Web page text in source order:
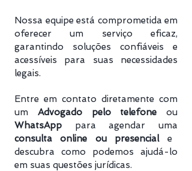
Nossa equipe está comprometida em
oferecer um serviço eficaz,
garantindo soluções confiáveis e
acessíveis para suas necessidades
legais.
Entre em contato diretamente com
um Advogado pelo telefone ou
WhatsApp para agendar uma
consulta online ou presenciale
descubra como podemos ajudá-lo
em suas questões jurídicas.